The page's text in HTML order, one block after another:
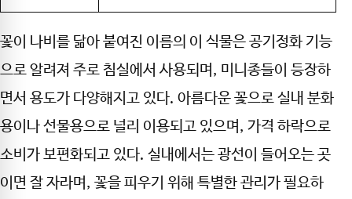
꽃이 나비를 닮아 붙여진 이름의 이 식물은 공기정화 기능
으로 알려져 주로 침실에서 사용되며, 미니종들이 등장하
면서 용도가 다양해지고 있다. 아름다운 꽃으로 실내 분화
용이나 선물용으로 널리 이용되고 있으며, 가격 하락으로
소비가 보편화되고 있다. 실내에서는 광선이 들어오는 곳
이면 잘 자라며, 꽃을 피우기 위해 특별한 관리가 필요하